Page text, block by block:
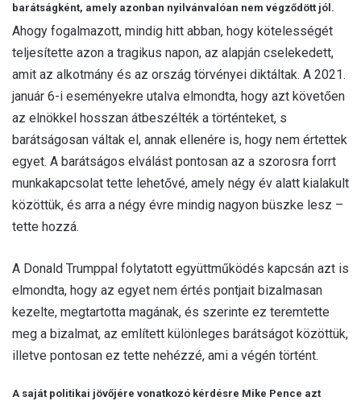
barátságként, amely azonban nyilvánvalóan nem végződött jól.
Ahogy fogalmazott, mindig hitt abban, hogy kötelességét
teljesítette azon a tragikus napon, az alapján cselekedett,
amit az alkotmány és az ország törvényei diktáltak. A 2021.
január 6-i eseményekre utalva elmondta, hogy azt követően
az elnökkel hosszan átbeszélték a történteket, s
barátságosan váltak el, annak ellenére is, hogy nem értettek
egyet. A barátságos elválást pontosan az a szorosra forrt
munkakapcsolat tette lehetővé, amely négy év alatt kialakult
közöttük, és arra a négy évre mindig nagyon büszke lesz –
tette hozzá.
A Donald Trumppal folytatott együttműködés kapcsán azt is
elmondta, hogy az egyet nem értés pontjait bizalmasan
kezelte, megtartotta magának, és szerinte ez teremtette
meg a bizalmat, az említett különleges barátságot közöttük,
illetve pontosan ez tette nehézzé, ami a végén történt.
A saját politikai jövőjére vonatkozó kérdésre Mike Pence azt